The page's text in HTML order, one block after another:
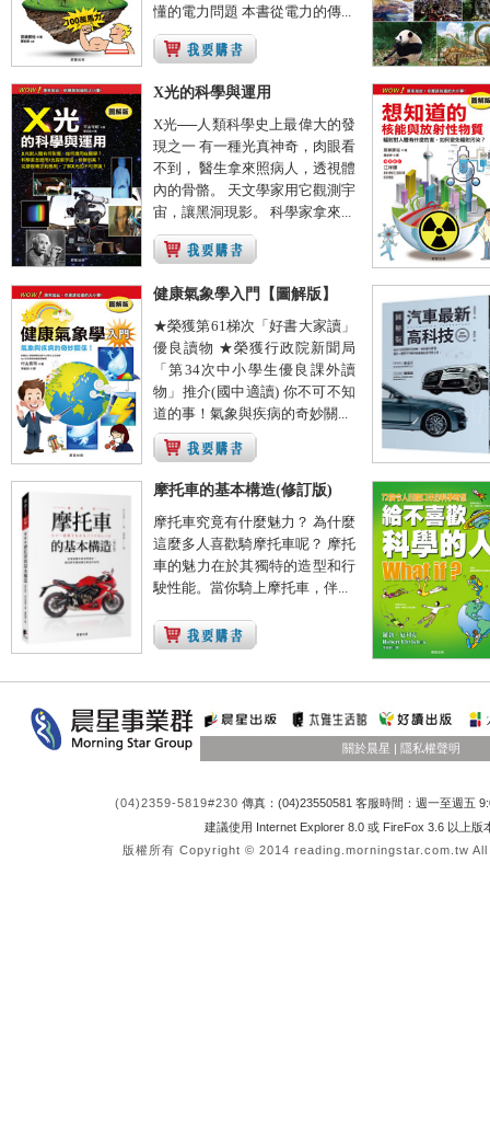
懂的電力問題 本書從電力的傳...
X光的科學與運用
X光──人類科學史上最偉大的發
現之一 有一種光真神奇，肉眼看
不到， 醫生拿來照病人，透視體
內的骨骼。 天文學家用它觀測宇
宙，讓黑洞現影。 科學家拿來...
健康氣象學入門【圖解版】
★榮獲第61梯次「好書大家讀」
優良讀物 ★榮獲行政院新聞局
「第34次中小學生優良課外讀
物」推介(國中適讀) 你不可不知
道的事！氣象與疾病的奇妙關...
摩托車的基本構造(修訂版)
摩托車究竟有什麼魅力？ 為什麼
這麼多人喜歡騎摩托車呢？ 摩托
車的魅力在於其獨特的造型和行
駛性能。當你騎上摩托車，伴...
關於晨星 | 隱私權聲明
(04)2359-5819#230 傳真：(04)23550581 客服時間：週一至週五
建議使用 Internet Explorer 8.0 或 FireFox 3.6 以上版
版權所有 Copyright © 2014 reading.morningstar.com.tw